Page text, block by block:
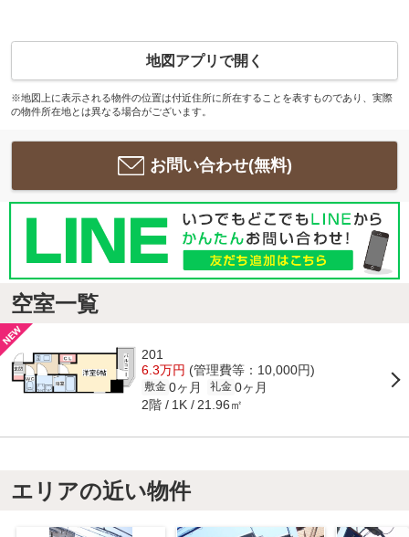
地図アプリで開く
※地図上に表示される物件の位置は付近住所に所在することを表すものであり、実際
の物件所在地とは異なる場合がございます。
お問い合わせ(無料)
空室一覧
201
6.3万円 (管理費等：10,000円)
敷金 0ヶ月 礼金 0ヶ月
2階 1K 21.96㎡
エリアの近い物件